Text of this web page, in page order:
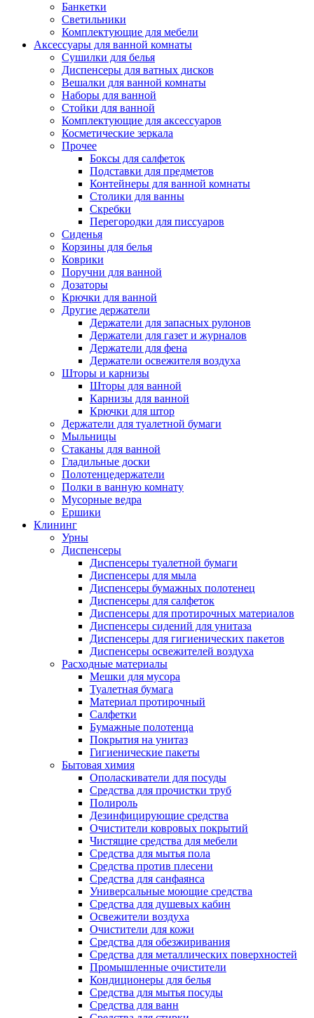
Банкетки
Светильники
Комплектующие для мебели
Аксессуары для ванной комнаты
Сушилки для белья
Диспенсеры для ватных дисков
Вешалки для ванной комнаты
Наборы для ванной
Стойки для ванной
Комплектующие для аксессуаров
Косметические зеркала
Прочее
Боксы для салфеток
Подставки для предметов
Контейнеры для ванной комнаты
Столики для ванны
Скребки
Перегородки для писсуаров
Сиденья
Корзины для белья
Коврики
Поручни для ванной
Дозаторы
Крючки для ванной
Другие держатели
Держатели для запасных рулонов
Держатели для газет и журналов
Держатели для фена
Держатели освежителя воздуха
Шторы и карнизы
Шторы для ванной
Карнизы для ванной
Крючки для штор
Держатели для туалетной бумаги
Мыльницы
Стаканы для ванной
Гладильные доски
Полотенцедержатели
Полки в ванную комнату
Мусорные ведра
Ершики
Клининг
Урны
Диспенсеры
Диспенсеры туалетной бумаги
Диспенсеры для мыла
Диспенсеры бумажных полотенец
Диспенсеры для салфеток
Диспенсеры для протирочных материалов
Диспенсеры сидений для унитаза
Диспенсеры для гигиенических пакетов
Диспенсеры освежителей воздуха
Расходные материалы
Мешки для мусора
Туалетная бумага
Материал протирочный
Салфетки
Бумажные полотенца
Покрытия на унитаз
Гигиенические пакеты
Бытовая химия
Ополаскиватели для посуды
Средства для прочистки труб
Полироль
Дезинфицирующие средства
Очистители ковровых покрытий
Чистящие средства для мебели
Средства для мытья пола
Средства против плесени
Средства для санфаянса
Универсальные моющие средства
Средства для душевых кабин
Освежители воздуха
Очистители для кожи
Средства для обезжиривания
Средства для металлических поверхностей
Промышленные очистители
Кондиционеры для белья
Средства для мытья посуды
Средства для ванн